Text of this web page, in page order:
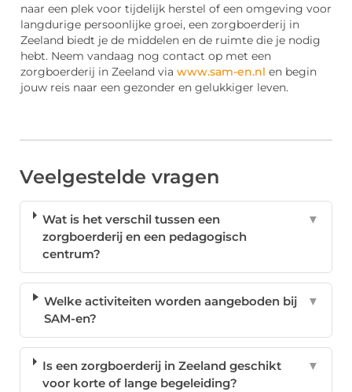
naar een plek voor tijdelijk herstel of een omgeving voor
langdurige persoonlijke groei, een zorgboerderij in
Zeeland biedt je de middelen en de ruimte die je nodig
hebt. Neem vandaag nog contact op met een
zorgboerderij in Zeeland via www.sam-en.nl en begin
jouw reis naar een gezonder en gelukkiger leven.
Veelgestelde vragen
Wat is het verschil tussen een
zorgboerderij en een pedagogisch
centrum?
▼
Welke activiteiten worden aangeboden bij
SAM-en?
▼
Is een zorgboerderij in Zeeland geschikt
voor korte of lange begeleiding?
▼